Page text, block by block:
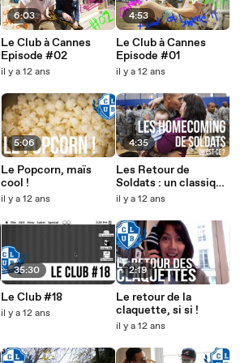
6:03
Le Club à Cannes
Episode #02
il y a 12 ans
5:06
Le Popcorn, maïs
cool !
il y a 12 ans
35:30
Le Club #18
il y a 12 ans
4:53
Le Club à Cannes
Episode #01
il y a 12 ans
4:35
Les Retour de
Soldats : un classique
larmoyant du web !
il y a 12 ans
2:19
Le retour de la
claquette, si si !
il y a 12 ans